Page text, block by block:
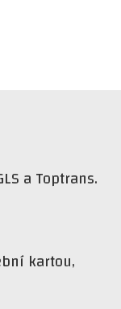
a Toptrans.
kartou,